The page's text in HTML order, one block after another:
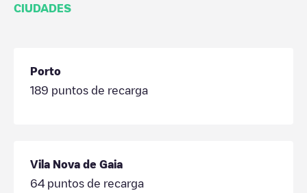
CIUDADES
Porto
189 puntos de recarga
Vila Nova de Gaia
64 puntos de recarga